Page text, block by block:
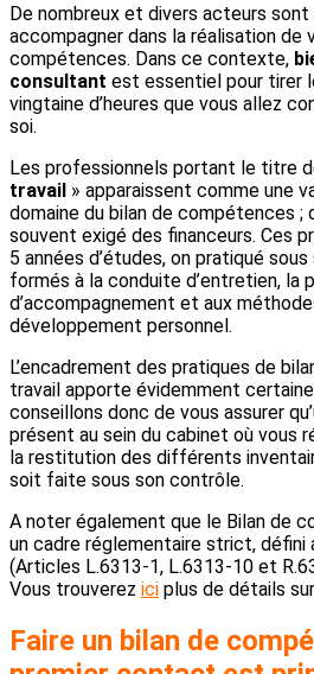
De nombreux et divers acteurs
accompagner dans la réalisation de
compétences. Dans ce contexte,
consultant est essentiel pour tirer
vingtaine d’heures que vous allez
soi.
Les professionnels portant le titre
travail » apparaissent comme une
domaine du bilan de compétences ;
souvent exigé des financeurs. Ces
5 années d’études, on pratiqué
formés à la conduite d’entretien, la
d’accompagnement et aux
développement personnel.
L’encadrement des pratiques de
travail apporte évidemment
conseillons donc de vous assurer
présent au sein du cabinet où vous
la restitution des différents
soit faite sous son contrôle.
A noter également que le Bilan de
un cadre réglementaire strict, défini
(Articles L.6313-1, L.6313-10 et
Vous trouverez ici plus de détails
Faire un bilan de